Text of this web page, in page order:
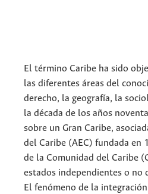
El término Caribe ha sido
las diferentes áreas del
derecho, la geografía, la
la década de los años
sobre un Gran Caribe,
del Caribe (AEC) fundada en
de la Comunidad del Caribe
estados independientes o no
El fenómeno de la